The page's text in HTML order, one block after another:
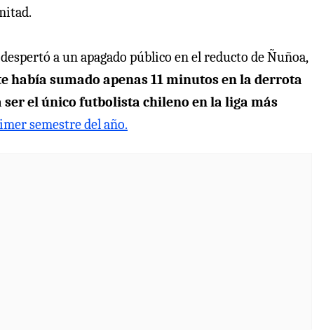
a un apagado público en el reducto de Ñuñoa,
había sumado apenas 11 minutos en la derrota
ser el único futbolista chileno en la liga más
semestre del año.